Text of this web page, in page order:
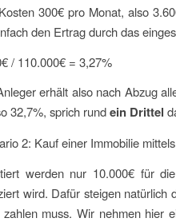
300€ pro Monat, also
den Ertrag durch das
/ 110.000€ = 3,27%
erhält also nach Abzug
32,7%, sprich rundein Drittel
2: Kauf einer Immobilie
werden nur 10.000€ für
wird. Dafür steigen natürlich
zahlen muss. Wir nehmen hier